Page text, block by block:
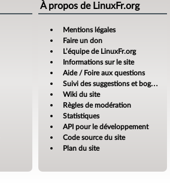
À propos de LinuxFr.org
Mentions légales
Faire un don
L’équipe de LinuxFr.org
Informations sur le site
Aide / Foire aux questions
Suivi des suggestions et bogues
Wiki du site
Règles de modération
Statistiques
API pour le développement
Code source du site
Plan du site